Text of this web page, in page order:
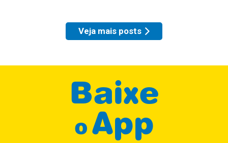
Veja mais posts
Baixe
oApp